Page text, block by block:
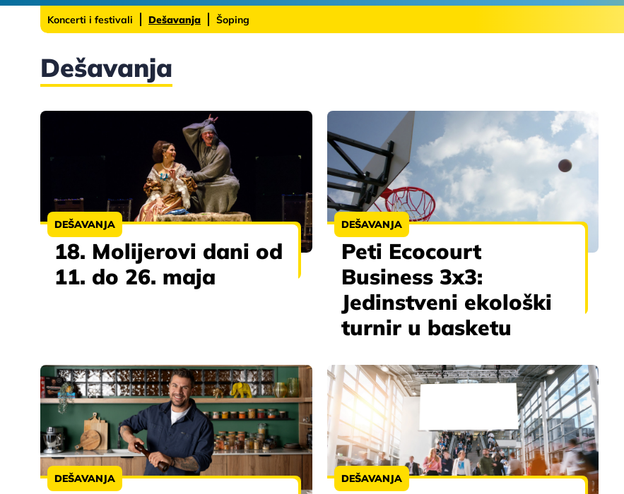
Koncerti i festivali Dešavanja Šoping
Dešavanja
DEŠAVANJA
18. Molijerovi dani od
11. do 26. maja
DEŠAVANJA
Peti Ecocourt
Business 3x3:
Jedinstveni ekološki
turnir u basketu
DEŠAVANJA DEŠAVANJA